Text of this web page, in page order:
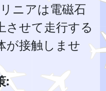
リニアは電磁石
させて走行する
が接触しませ
: